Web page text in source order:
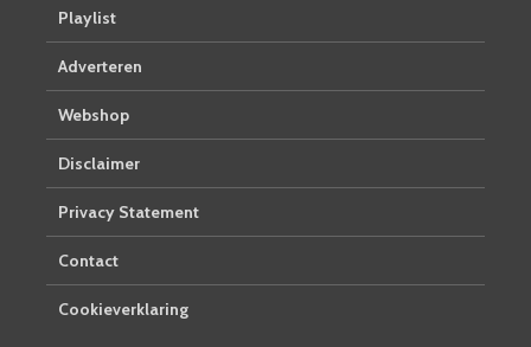
Playlist
Adverteren
Webshop
Disclaimer
Privacy Statement
Contact
Cookieverklaring